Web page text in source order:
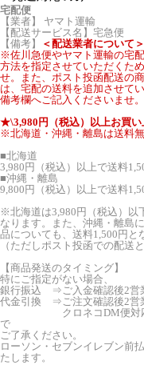
宅配便
【業者】 ヤマト運輸
【配送サービス名】宅急便
【備考】
＜配送業者について＞
※佐川急便やヤマト運輸の宅
方法を指定させていただくた
せ。また、ポスト投函配送の
は、宅配の送料を追加させて
備考欄へご記入くださいませ。
★\3,980円（税込）以上お買い
※北海道・沖縄・離島は送料無
■北海道
3,980円（税込）以上で送料
■沖縄・離島
9,800円（税込）以上で送料
※北海道は3,980円（税込）以
なります。また、沖縄・離島
品についても、送料1,500円と
（ただしポスト投函での配送
【商品発送のタイミング】
特にご指定がない場合、
銀行振込 ⇒ご入金確認後2営
代金引換 ⇒ご注文確認後2営
クロネコDM便対応の商
で
ご了承ください。
ローソン・セブンイレブン
たします。